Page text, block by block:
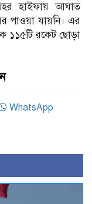
হাইফায় আঘাত
পাওয়া যায়নি। এর
১১৫টি রকেট ছোড়া
WhatsApp